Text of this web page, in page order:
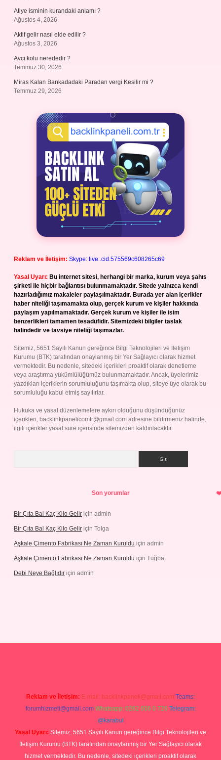
Atiye isminin kurandaki anlamı ?
Ağustos 4, 2026
Aktif gelir nasıl elde edilir ?
Ağustos 3, 2026
Avcı kolu nerededir ?
Temmuz 30, 2026
Miras Kalan Bankadadaki Paradan vergi Kesilir mi ?
Temmuz 29, 2026
Reklam ve İletişim: Skype: live:.cid.575569c608265c69
Yasal Uyarı: Bu internet sitesi, herhangi bir marka, kurum veya şahıs
şirketi ile hiçbir bağlantısı bulunmamaktadır. Sitede yalnızca kendi
hazırladığımız makaleler paylaşılmaktadır. Burada yer alan içerikler
haber niteliği taşımamakta olup, gerçek kurum ve kişiler hakkında
paylaşım yapılmamaktadır. Gerçek kurum ve kişiler ile isim
benzerlikleri tamamen tesadüfidir. Sitemizdeki bilgiler taslak
halindedir ve tavsiye niteliği taşımazlar.
Sitemiz, 5651 Sayılı Kanun gereğince Bilgi Teknolojileri ve İletişim
Kurumu (BTK) tarafından onaylanmış bir Yer Sağlayıcı olarak hizmet
vermektedir. Bu nedenle, sitedeki içerikleri proaktif olarak denetleme
veya araştırma yükümlülüğümüz bulunmamaktadır. Ancak, üyelerimiz
yazdıkları içeriklerin sorumluluğunu taşımakta olup, siteye üye olarak bu
sorumluluğu kabul etmiş sayılırlar.
Hukuka ve yasal düzenlemelere aykırı olduğunu düşündüğünüz
içerikleri, backlinkpanelicomtr@gmail.com adresine bildirmeniz halinde,
ilgili içerikler yasal süre içerisinde sitemizden kaldırılacaktır.
Son yorumlar
Bir Çıta Bal Kaç Kilo Gelir için admin
Bir Çıta Bal Kaç Kilo Gelir için Tolga
Aşkale Çimento Fabrikası Ne Zaman Kuruldu için admin
Aşkale Çimento Fabrikası Ne Zaman Kuruldu için Tuğba
Debi Neye Bağlıdır için admin
Reklam ve İletişim: E-mail: backlinkpaneli@gmail.com Teams:
forumhizmeti@gmail.com Whatsapp: 0262 606 0 726 Telegram:
@karabul
Yasal Uyarı: Sitemiz, 5651 Sayılı Kanun gereğince Bilgi Teknolojileri ve
İletişim Kurumu (BTK) tarafından onaylanmış bir Yer Sağlayıcı olarak
hizmet vermektedir. Bu nedenle, sitedeki içerikleri proaktif olarak